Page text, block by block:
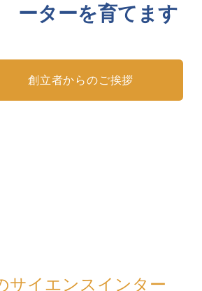
ーターを育てます
創立者からのご挨拶
サイエンスインター